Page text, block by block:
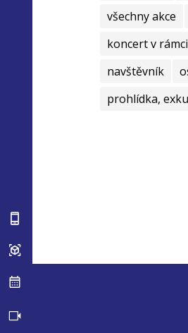
všechny akce
koncert v
navštěvník
prohlídka,